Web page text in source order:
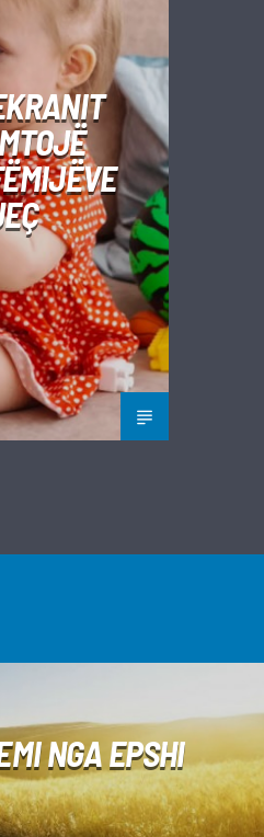
NGA EPSHI